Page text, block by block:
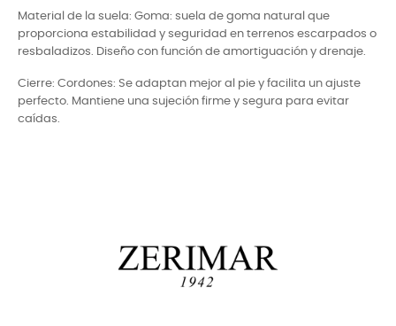
Material de la suela: Goma: suela de goma natural que
proporciona estabilidad y seguridad en terrenos escarpados o
resbaladizos. Diseño con función de amortiguación y drenaje.
Cierre: Cordones: Se adaptan mejor al pie y facilita un ajuste
perfecto. Mantiene una sujeción firme y segura para evitar
caídas.